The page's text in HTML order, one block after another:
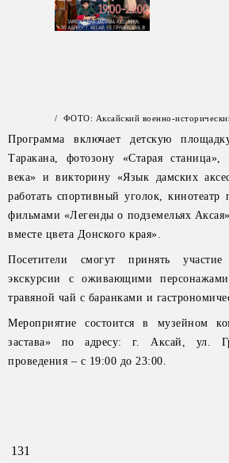
/ ФОТО: Аксайский военно-
Программа включает детскую
Таракана, фотозону «Старая
века» и викторину «Язык дамских
работать спортивный уголок,
фильмами «Легенды о подземельях
вместе цвета Донского края».
Посетители смогут принять участие
экскурсии с оживающими персонажами
травяной чай с баранками и
Мероприятие состоится в музейном
застава» по адресу: г. Аксай, ул.
проведения – с 19:00 до 23:00.
131